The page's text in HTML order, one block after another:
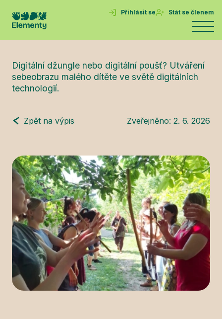
Přihlásit se Stát se členem
Digitální džungle nebo digitální poušť? Utváření
sebeobrazu malého dítěte ve světě digitálních
technologií.
Zpět na výpis Zveřejněno: 2. 6. 2026